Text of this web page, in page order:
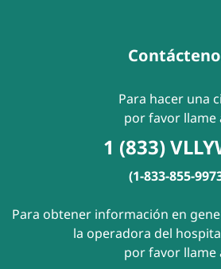
Para hacer una
por favor llame
1 (833)
(1-833-855-
Para obtener información en
la operadora del
por favor llame